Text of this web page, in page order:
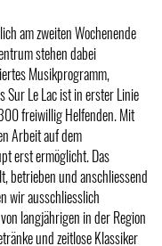
am zweiten Wochenende
stehen dabei
Musikprogramm,
Sur Le Lac ist in erster Linie
freiwillig Helfenden. Mit
Arbeit auf dem
erst ermöglicht. Das
betrieben und anschliessend
wir ausschliesslich
langjährigen in der Region
und zeitlose Klassiker